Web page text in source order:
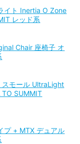
イト Inertia O Zone
レッド系
Chair 座椅子 オ
スモール UltraLight
TO SUMMIT
プ + MTX デュアル